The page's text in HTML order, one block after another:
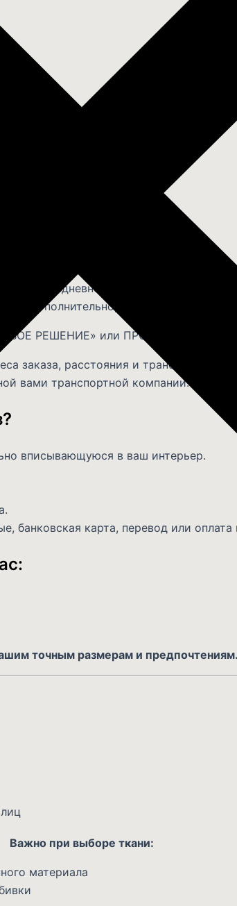
ежедневно с 09:00 до 21:00,
дополнительно, в размере 40
РЕШЕНИЕ» или ПРОЕКТА «ВСЕ
заказа, расстояния и транспортной
вами транспортной компании.
вписывающуюся в ваш интерьер.
банковская карта, перевод или оплата
точным размерам и
Важно при выборе ткани:
материала